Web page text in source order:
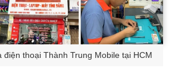
thoại Thành Trung Mobile tại HCM